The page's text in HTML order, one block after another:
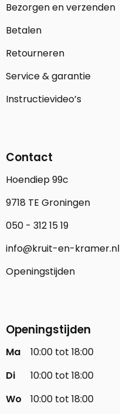
Bezorgen en verzenden
Betalen
Retourneren
Service & garantie
Instructievideo’s
Contact
Hoendiep 99c
9718 TE Groningen
050 - 312 15 19
info@kruit-en-kramer.nl
Openingstijden
Openingstijden
Ma
10:00 tot 18:00
Di
10:00 tot 18:00
Wo
10:00 tot 18:00